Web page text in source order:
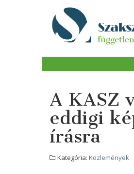
A KASZ
eddigi
írásra
Kategória: Közlemények